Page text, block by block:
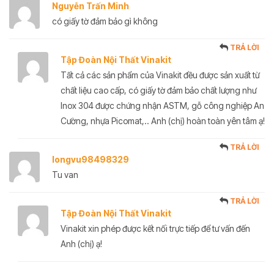
Nguyễn Trấn Minh
có giấy tờ đảm bảo gì không
Tập Đoàn Nội Thất Vinakit
TRẢ LỜI
Tất cả các sản phẩm của Vinakit đều được sản xuất từ
chất liệu cao cấp, có giấy tờ đảm bảo chất lượng như
Inox 304 được chứng nhận ASTM, gỗ công nghiệp An
Cường, nhựa Picomat,.. Anh (chị) hoàn toàn yên tâm ạ!
longvu98498329
TRẢ LỜI
Tu van
Tập Đoàn Nội Thất Vinakit
TRẢ LỜI
Vinakit xin phép được kết nối trực tiếp để tư vấn đến
Anh (chị) ạ!